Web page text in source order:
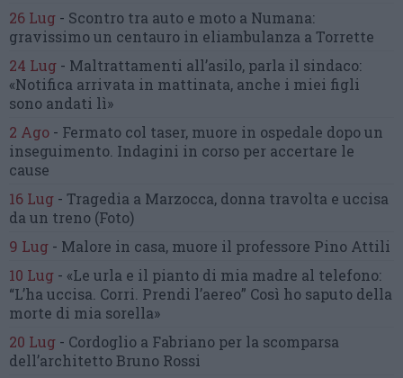
26 Lug - Scontro tra auto e moto a Numana:
gravissimo un centauro in eliambulanza a Torrette
24 Lug - Maltrattamenti all’asilo, parla il sindaco:
«Notifica arrivata in mattinata, anche i miei figli
sono andati lì»
2 Ago - Fermato col taser, muore in ospedale dopo un
inseguimento. Indagini in corso per accertare le
cause
16 Lug - Tragedia a Marzocca, donna travolta e uccisa
da un treno (Foto)
9 Lug - Malore in casa, muore il professore Pino Attili
10 Lug - «Le urla e il pianto di mia madre al telefono:
“L’ha uccisa. Corri. Prendi l’aereo” Così ho saputo della
morte di mia sorella»
20 Lug - Cordoglio a Fabriano per la scomparsa
dell’architetto Bruno Rossi